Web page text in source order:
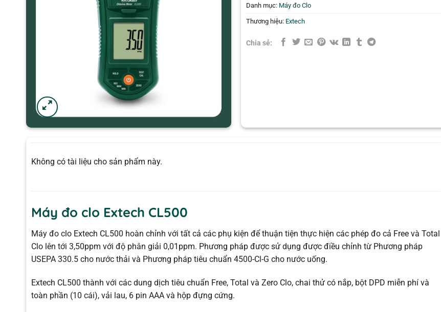
Danh mục: Máy đo Clo
Thương hiệu: Extech
Chia sẻ:
Không có tài liệu cho sản phẩm này.
Máy đo clo Extech CL500
Máy đo clo Extech CL500 hoàn chỉnh với tất cả các phụ kiện để thuận tiện thực hiện các phép đo cả Free và Total
Clo lên tới 3,50ppm với độ phân giải 0,01ppm. Phương pháp được sử dụng được điều chỉnh từ Phương pháp
USEPA 330.5 cho nước thải và Phương pháp tiêu chuẩn 4500-Cl-G cho nước uống.
Extech CL500 thành với các dung dịch tiêu chuẩn Free, Total và Zero Clo, chai thử có nắp, bột DPD miễn phí và
toàn phần (10 cái), vải lau, 6 pin AAA và hộp đựng cứng.